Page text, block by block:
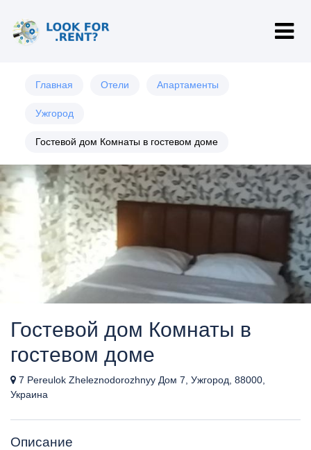
Главная Отели Апартаменты
Ужгород
Гостевой дом Комнаты в гостевом доме
Гостевой дом Комнаты в
гостевом доме
7 Pereulok Zheleznodorozhnyy Дом 7, Ужгород, 88000,
Украина
Описание